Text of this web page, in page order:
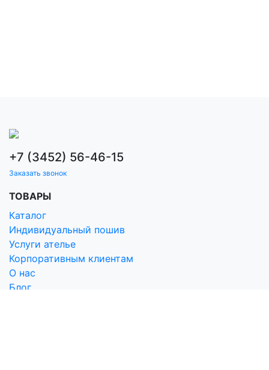
+7 (3452) 56-46-15
Заказать звонок
ТОВАРЫ
Каталог
Индивидуальный пошив
Услуги ателье
Корпоративным клиентам
О нас
Блог